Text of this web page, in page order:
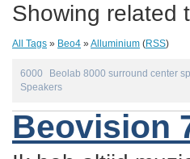
Showing related
All Tags » Beo4 »Alluminium (RSS)
6000 Beolab 8000 surround center
Speakers
Beovision